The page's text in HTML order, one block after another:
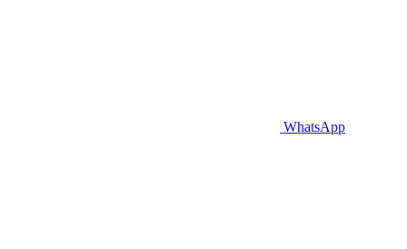
WhatsApp